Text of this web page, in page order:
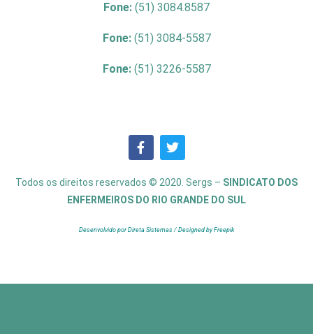
Fone: (51) 3084.8587
Fone: (51) 3084-5587
Fone: (51) 3226-5587
Todos os direitos reservados © 2020. Sergs – SINDICATO DOS
ENFERMEIROS DO RIO GRANDE DO SUL
Desenvolvido por Direta Sistemas / Designed by Freepik